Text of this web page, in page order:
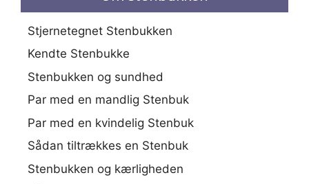
Stjernetegnet Stenbukken
Kendte Stenbukke
Stenbukken og sundhed
Par med en mandlig Stenbuk
Par med en kvindelig Stenbuk
Sådan tiltrækkes en Stenbuk
Stenbukken og kærligheden